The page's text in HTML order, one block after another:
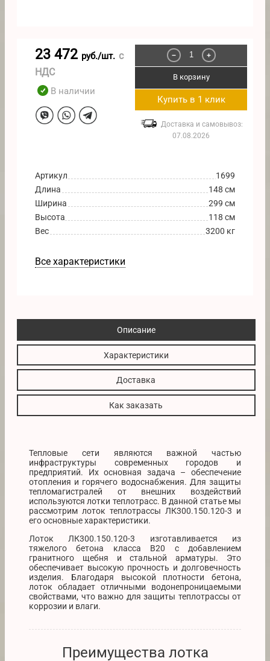
23 472 руб./шт. с
НДС
В наличии
− +
В корзину
Купить в 1 клик
Доставка и самовывоз:
07.08.2026
Артикул
1699
Длина
148 см
Ширина
299 см
Высота
118 см
Вес
3200 кг
Все характеристики
Описание
Характеристики
Доставка
Как заказать
Тепловые сети являются важной частью
инфраструктуры современных городов и
предприятий. Их основная задача – обеспечение
отопления и горячего водоснабжения. Для защиты
тепломагистралей от внешних воздействий
используются лотки теплотрасс. В данной статье мы
рассмотрим лоток теплотрассы ЛК300.150.120-3 и
его основные характеристики.
Лоток ЛК300.150.120-3 изготавливается из
тяжелого бетона класса В20 с добавлением
гранитного щебня и стальной арматуры. Это
обеспечивает высокую прочность и долговечность
изделия. Благодаря высокой плотности бетона,
лоток обладает отличными водонепроницаемыми
свойствами, что важно для защиты теплотрассы от
коррозии и влаги.
Преимущества лотка